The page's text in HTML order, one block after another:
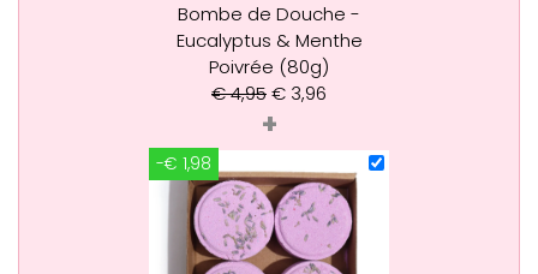
Bombe de Douche -
Eucalyptus & Menthe
Poivrée (80g)
€4,95€ 3,96
+
-€ 1,98